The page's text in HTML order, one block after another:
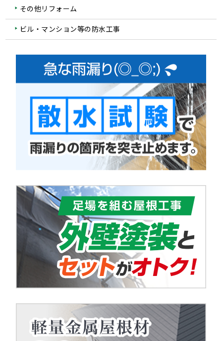
その他リフォーム
ビル・マンション等の防水工事